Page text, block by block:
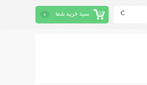
سبد خرید شما 0